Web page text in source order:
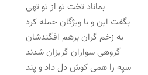
بماناد تخت تو از تو تهی
بگفت این و با ویژگان حمله کرد
به زخم گران برهم افگندشان
گروهی سواران گریزان شدند
سپه را همی کوش دل داد و پند